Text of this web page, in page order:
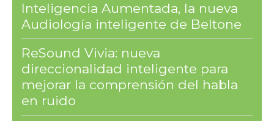
Inteligencia Aumentada, la nueva
Audiología inteligente de Beltone
ReSound Vivia: nueva
direccionalidad inteligente para
mejorar la comprensión del habla
en ruido